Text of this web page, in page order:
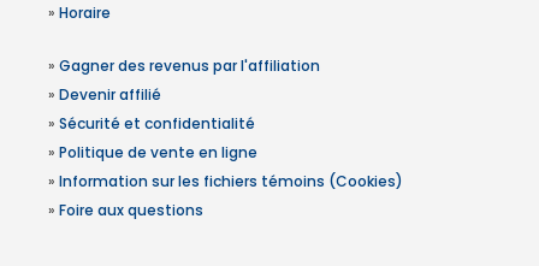
» Horaire
» Gagner des revenus par l'affiliation
» Devenir affilié
» Sécurité et confidentialité
» Politique de vente en ligne
» Information sur les fichiers témoins (Cookies)
» Foire aux questions